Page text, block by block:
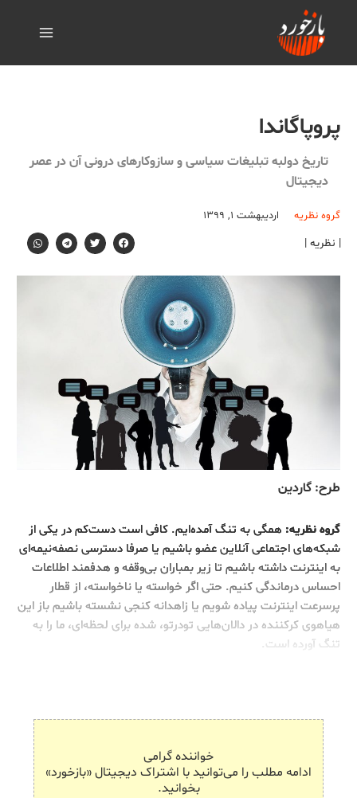
پروپاگاندا
تاریخ دولبه تبلیغات سیاسی و سازوکارهای درونی آن در عصر
دیجیتال
گروه نظریه اردیبهشت ۱, ۱۳۹۹
| نظریه |
طرح: گاردین
گروه نظریه: همگی به تنگ آمده‌ایم. کافی ا‌ست دست‌کم در یکی از
شبکه‌های اجتماعی آنلاین عضو باشیم یا صرفا دسترسی نصفه‌نیمه‌ای
به اینترنت داشته باشیم تا زیر بمباران بی‌وقفه و هدفمند اطلاعات
احساس درماندگی کنیم. حتی اگر خواسته یا ناخواسته، از قطار
پرسرعت اینترنت پیاده شویم یا زاهدانه کنجی نشسته باشیم باز این
هیاهوی کرکننده در دالان‌هایی تودرتو، شده برای لحظه‌ای، ما را به
تنگ آورده است.
خواننده گرامی
ادامه مطلب را می‌توانید با اشتراک دیجیتال «بازخورد»
بخوانید.